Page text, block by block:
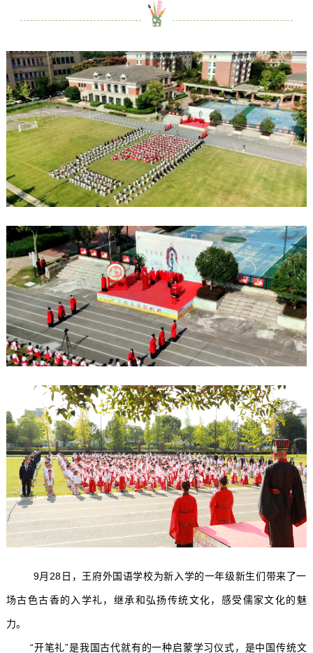
9月28日，王府外国语学校为新入学的一年级新生们带来了一
场古色古香的入学礼，继承和弘扬传统文化，感受儒家文化的魅
力。
“开笔礼”是我国古代就有的一种启蒙学习仪式，是中国传统文